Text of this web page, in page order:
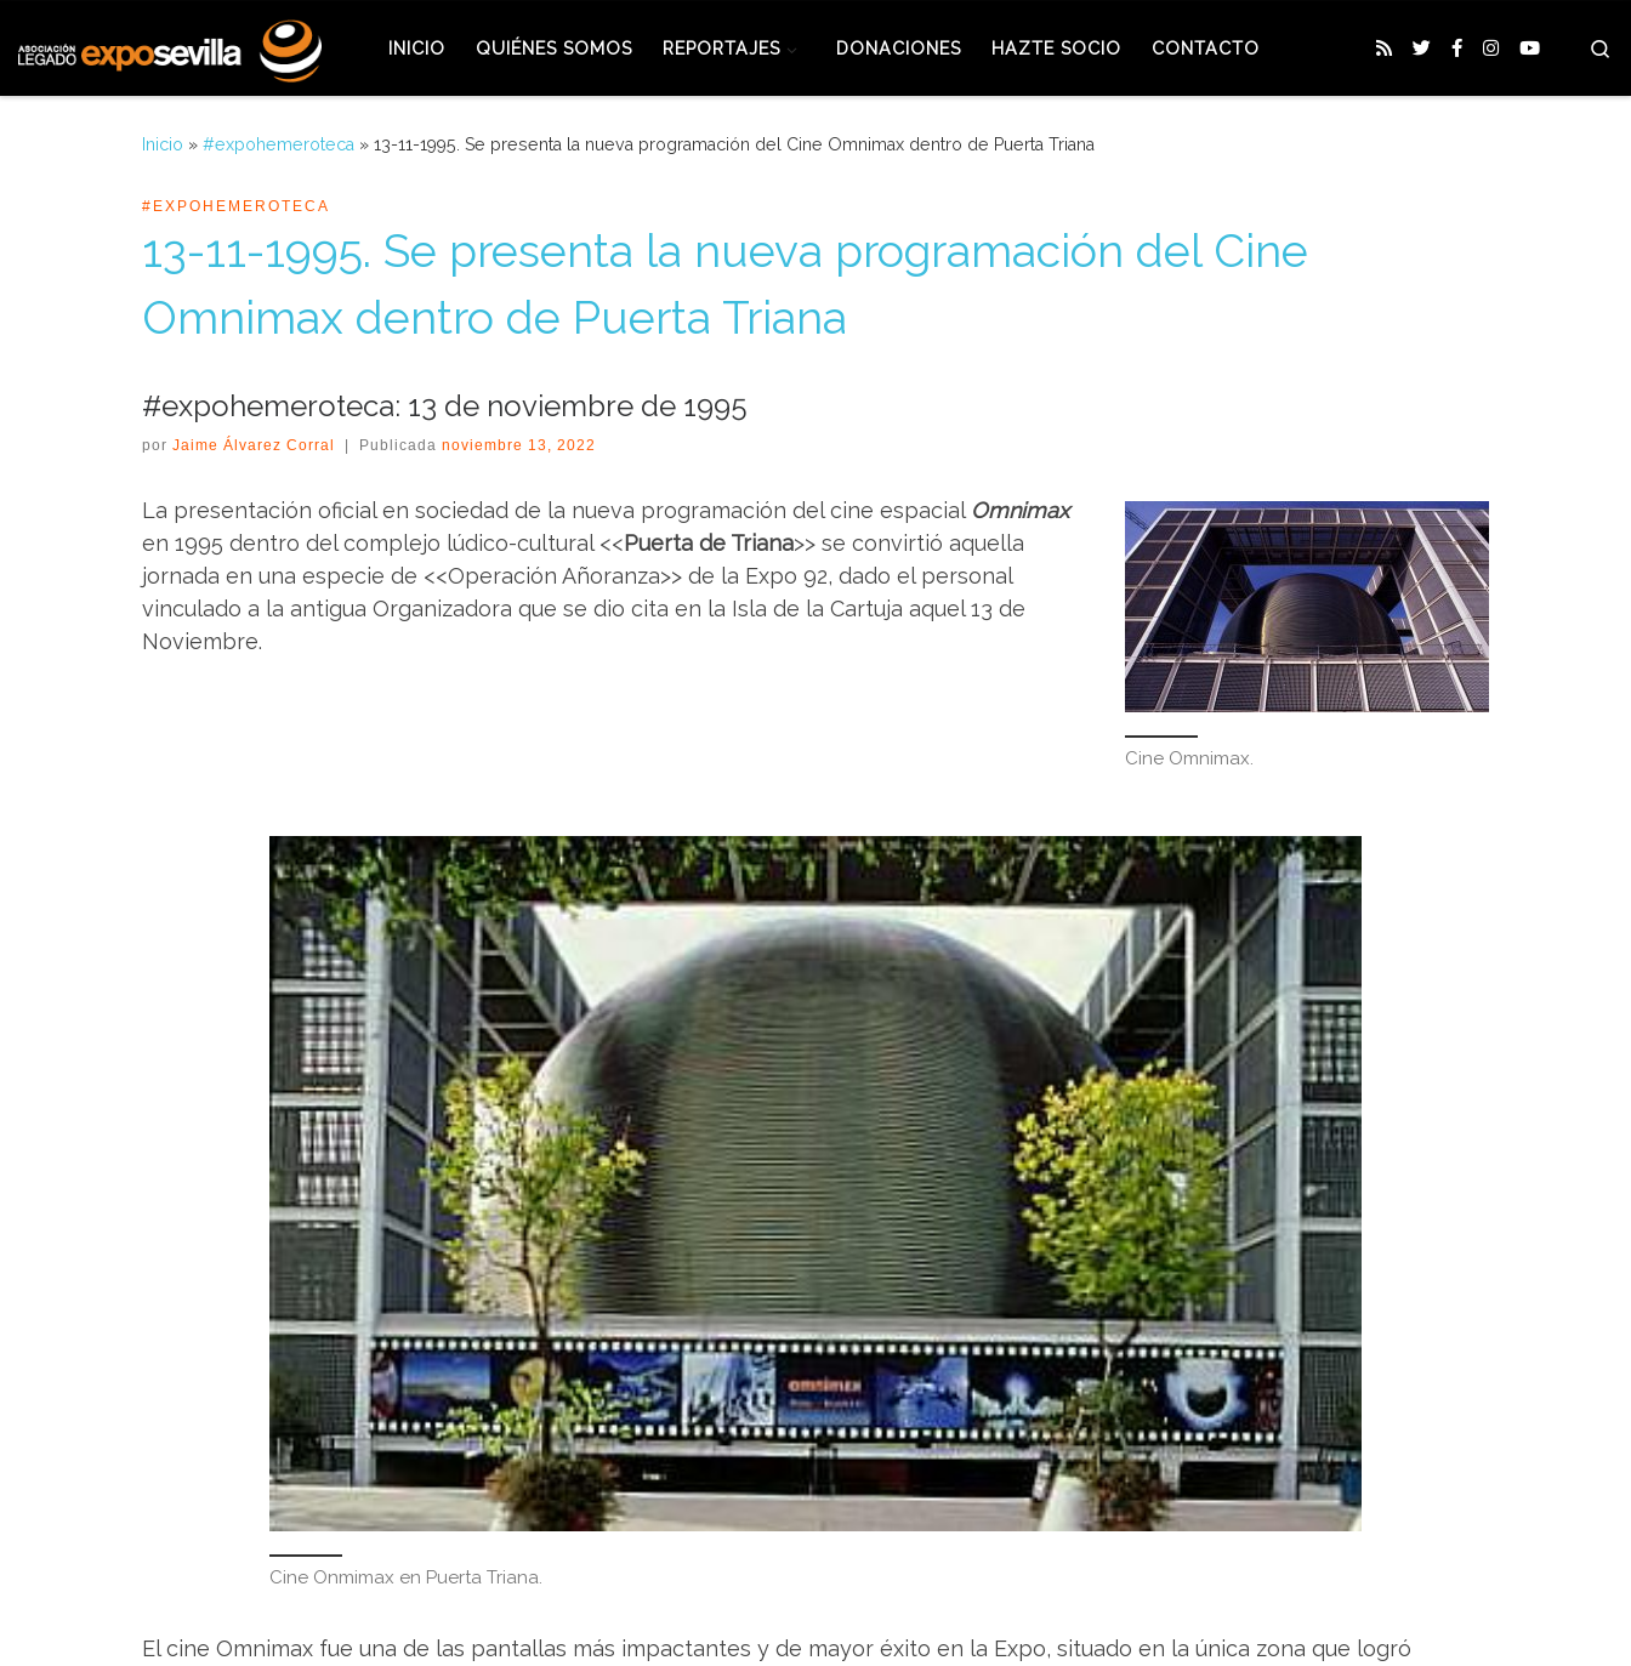
INICIO QUIÉNES SOMOS REPORTAJES DONACIONES HAZTE SOCIO CONTACTO
Inicio » #expohemeroteca » 13-11-1995. Se presenta la nueva programación del Cine Omnimax dentro de Puerta Triana
#EXPOHEMEROTECA
13-11-1995. Se presenta la nueva programación del Cine
Omnimax dentro de Puerta Triana
#expohemeroteca: 13 de noviembre de 1995
por Jaime Álvarez Corral | Publicada noviembre 13, 2022
Cine Omnimax.
La presentación oficial en sociedad de la nueva programación del cine espacial Omnimax
en 1995 dentro del complejo lúdico-cultural <<Puerta de Triana>> se convirtió aquella
jornada en una especie de <<Operación Añoranza>> de la Expo 92, dado el personal
vinculado a la antigua Organizadora que se dio cita en la Isla de la Cartuja aquel 13 de
Noviembre.
Cine Onmimax en Puerta Triana.
El cine Omnimax fue una de las pantallas más impactantes y de mayor éxito en la Expo, situado en la única zona que logró